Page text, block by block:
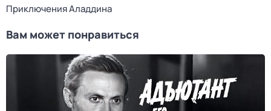
Приключения Аладдина
Вам может понравиться